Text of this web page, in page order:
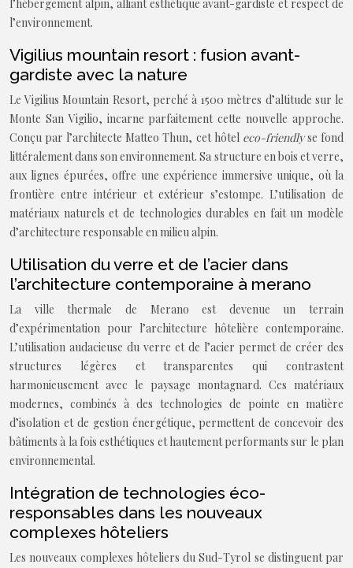
l’hébergement alpin, alliant esthétique avant-gardiste et respect de
l’environnement.
Vigilius mountain resort : fusion avant-
gardiste avec la nature
Le Vigilius Mountain Resort, perché à 1500 mètres d’altitude sur le
Monte San Vigilio, incarne parfaitement cette nouvelle approche.
Conçu par l’architecte Matteo Thun, cet hôtel eco-friendlyse fond
littéralement dans son environnement. Sa structure en bois et verre,
aux lignes épurées, offre une expérience immersive unique, où la
frontière entre intérieur et extérieur s’estompe. L’utilisation de
matériaux naturels et de technologies durables en fait un modèle
d’architecture responsable en milieu alpin.
Utilisation du verre et de l’acier dans
l’architecture contemporaine à merano
La ville thermale de Merano est devenue un terrain
d’expérimentation pour l’architecture hôtelière contemporaine.
L’utilisation audacieuse du verre et de l’acier permet de créer des
structures légères et transparentes qui contrastent
harmonieusement avec le paysage montagnard. Ces matériaux
modernes, combinés à des technologies de pointe en matière
d’isolation et de gestion énergétique, permettent de concevoir des
bâtiments à la fois esthétiques et hautement performants sur le plan
environnemental.
Intégration de technologies éco-
responsables dans les nouveaux
complexes hôteliers
Les nouveaux complexes hôteliers du Sud-Tyrol se distinguent par